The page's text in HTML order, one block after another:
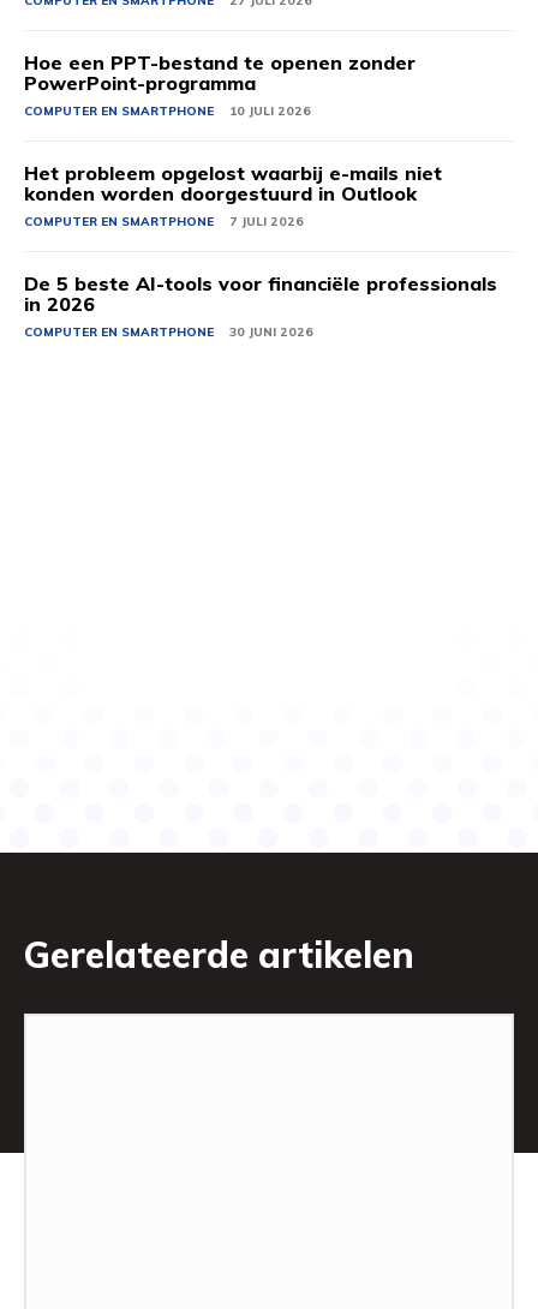
Hoe een PPT-bestand te openen zonder
PowerPoint-programma
COMPUTER EN SMARTPHONE 10 JULI 2026
Het probleem opgelost waarbij e-mails niet
konden worden doorgestuurd in Outlook
COMPUTER EN SMARTPHONE 7 JULI 2026
De 5 beste AI-tools voor financiële professionals
in 2026
COMPUTER EN SMARTPHONE 30 JUNI 2026
Gerelateerde artikelen